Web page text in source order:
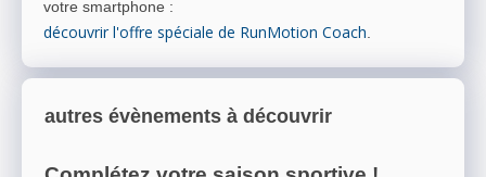
votre smartphone :
découvrir l'offre spéciale de RunMotion Coach.
autres évènements à découvrir